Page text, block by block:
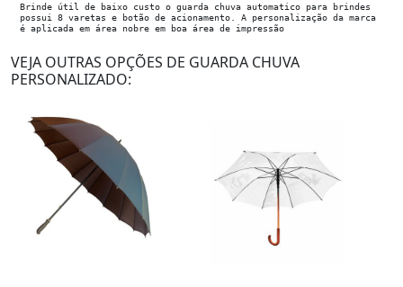
Brinde útil de baixo custo o guarda chuva automatico para brindes
possui 8 varetas e botão de acionamento. A personalização da marca
é aplicada em área nobre em boa área de impressão
VEJA OUTRAS OPÇÕES DE GUARDA CHUVA
PERSONALIZADO: